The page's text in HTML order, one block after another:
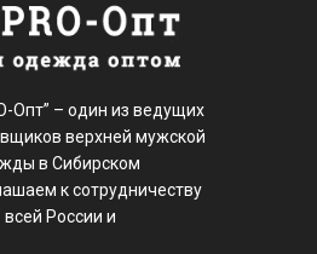
Опт” – один из ведущих
верхней мужской
в Сибирском
к сотрудничеству
России и